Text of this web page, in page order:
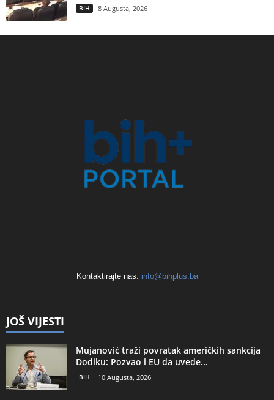
BIH 8 Augusta, 2026
Kontaktirajte nas: info@bihplus.ba
JOŠ VIJESTI
Mujanović traži povratak američkih sankcija
Dodiku: Pozvao i EU da uvede...
BIH 10 Augusta, 2026